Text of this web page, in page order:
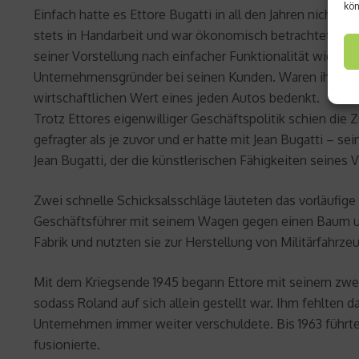
Einfach hatte es Ettore Bugatti in all den Jahren nicht.
stets in Handarbeit und war ökonomisch betrachtet zu
seiner Vorstellung nach einfacher Funktionalität
Unternehmensgründer bei seinen Kunden. Waren ihm
wirtschaftlichen Wert eines jeden Autos bedenkt.
Trotz Ettores eigenwilliger Geschäftspolitik schien die
gefragter als je zuvor und er hatte mit Jean Bugatti –
Jean Bugatti, der die künstlerischen Fähigkeiten seines
Zwei schnelle Schicksalsschläge läuteten das
Geschäftsführer mit seinem Wagen gegen einen
Fabrik und nutzten sie zur Herstellung von
Mit dem Kriegsende 1945 begann Ettore mit seinem
sodass Roland auf sich allein gestellt war. Ihm fehlten
Unternehmen immer weiter verschuldete. Bis 1963
fusionierte.